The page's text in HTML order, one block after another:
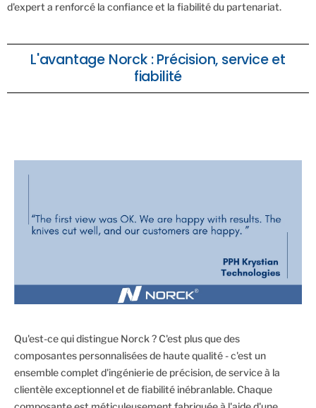
d'expert a renforcé la confiance et la fiabilité du partenariat.
L'avantage Norck : Précision, service et
fiabilité
Qu'est-ce qui distingue Norck ? C'est plus que des
composantes personnalisées de haute qualité - c'est un
ensemble complet d'ingénierie de précision, de service à la
clientèle exceptionnel et de fiabilité inébranlable. Chaque